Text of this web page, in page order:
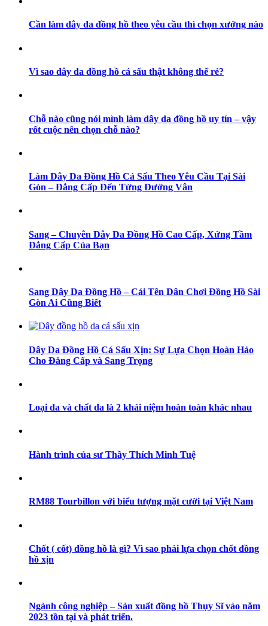
Cần làm dây da đồng hồ theo yêu cầu thì chọn xưởng nào
Vì sao dây da đồng hồ cá sấu thật không thể rẻ?
Chỗ nào cũng nói mình làm dây da đồng hồ uy tín – vậy
rốt cuộc nên chọn chỗ nào?
Làm Dây Da Đồng Hồ Cá Sấu Theo Yêu Cầu Tại Sài
Gòn – Đẳng Cấp Đến Từng Đường Vân
Sang – Chuyên Dây Da Đồng Hồ Cao Cấp, Xứng Tầm
Đẳng Cấp Của Bạn
Sang Dây Da Đồng Hồ – Cái Tên Dân Chơi Đồng Hồ Sài
Gòn Ai Cũng Biết
Dây Da Đồng Hồ Cá Sấu Xịn: Sự Lựa Chọn Hoàn Hảo
Cho Đẳng Cấp và Sang Trọng
Loại da và chất da là 2 khái niệm hoàn toàn khác nhau
Hành trình của sư Thầy Thích Minh Tuệ
RM88 Tourbillon với biểu tượng mặt cười tại Việt Nam
Chốt ( cốt) đồng hồ là gì? Vì sao phải lựa chọn chốt đồng
hồ xịn
Ngành công nghiệp – Sản xuất đồng hồ Thụy Sĩ vào năm
2023 tồn tại và phát triển.